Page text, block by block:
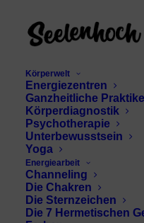
Körperwelt
Energiezentren
Ganzheitliche
Körperdiagnostik
Psychotherapie
Unterbewusstsein
Yoga
Energiearbeit
Channeling
Die Chakren
Die Sternzeichen
Die 7 Hermetischen
human